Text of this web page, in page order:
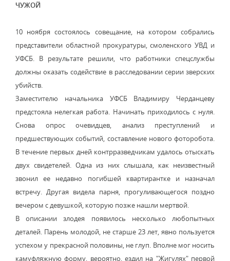
ЧУЖОЙ
10 ноября состоялось совещание, на котором собрались
представители областной прокуратуры, смоленского УВД и
УФСБ. В результате решили, что работники спецслужбы
должны оказать содействие в расследовании серии зверских
убийств.
Заместителю начальника УФСБ Владимиру Черданцеву
предстояла нелегкая работа. Начинать приходилось с нуля.
Снова опрос очевидцев, анализ преступлений и
предшествующих событий, составление нового фоторобота.
В течение первых дней контрразведчикам удалось отыскать
двух свидетелей. Одна из них слышала, как неизвестный
звонил ее недавно погибшей квартирантке и назначал
встречу. Другая видела парня, прогуливающегося поздно
вечером с девушкой, которую позже нашли мертвой.
В описании злодея появилось несколько любопытных
деталей. Парень молодой, не старше 23 лет, явно пользуется
успехом у прекрасной половины, не глуп. Вполне мог носить
камуфляжную форму, вероятно, ездил на "Жигулях" первой